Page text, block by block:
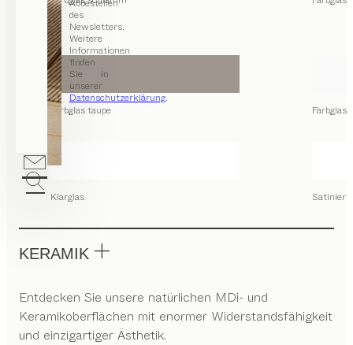
Abbestellen
des
Newsletters.
Weitere
Informationen
finden
Sie in
unserer
Datenschutzerklärung.
Farbglas taupe Farbglas
Klarglas
KERAMIK
Entdecken Sie unsere natürlichen MDi- und
Keramikoberflächen mit enormer Widerstandsfähigkeit
und einzigartiger Ästhetik.